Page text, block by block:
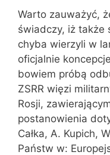
Warto zauważyć,
świadczy, iż także
chyba wierzyli w
oficjalnie
bowiem próbą
ZSRR więzi
Rosji,
postanowienia
Całka, A. Kupich,
Państw w: